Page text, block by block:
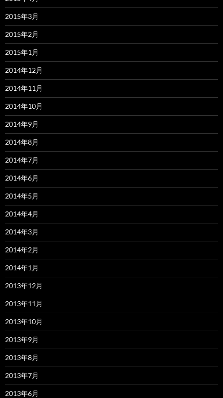
2015年3月
2015年2月
2015年1月
2014年12月
2014年11月
2014年10月
2014年9月
2014年8月
2014年7月
2014年6月
2014年5月
2014年4月
2014年3月
2014年2月
2014年1月
2013年12月
2013年11月
2013年10月
2013年9月
2013年8月
2013年7月
2013年6月